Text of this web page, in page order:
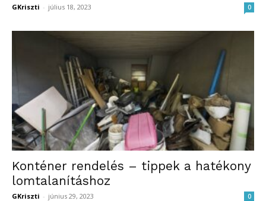
GKriszti - július 18, 2023 0
Konténer rendelés – tippek a hatékony
lomtalanításhoz
GKriszti - június 29, 2023 0